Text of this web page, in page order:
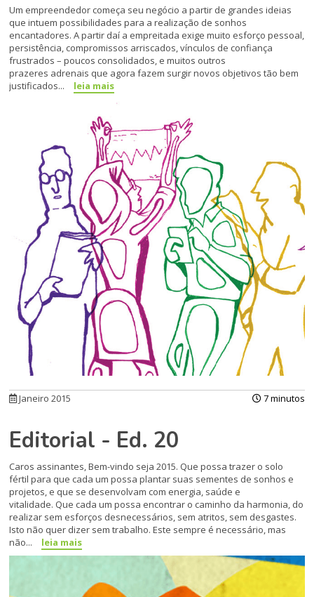
Um empreendedor começa seu negócio a par­tir de grandes ideias
que intuem possibilida­des para a realização de sonhos
encantadores. A partir daí a empreitada exige muito esforço pessoal,
persistência, compromissos arrisca­dos, vínculos de confiança
frustrados – pou­cos consolidados, e muitos outros
prazeres adrenais que agora fazem surgir novos objetivos tão bem
justificados...
leia mais
Janeiro 2015 7 minutos
Editorial - Ed. 20
Caros assinantes, Bem-vindo seja 2015. Que possa trazer o solo
fértil para que cada um possa plantar suas sementes de sonhos e
projetos, e que se desenvolvam com energia, saúde e
vitalidade. Que cada um possa encontrar o caminho da harmonia, do
realizar sem esforços desnecessários, sem atritos, sem desgastes.
Isto não quer dizer sem trabalho. Este sempre é necessário, mas
não...
leia mais